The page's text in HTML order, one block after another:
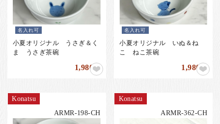
名入れ可
小夏オリジナル うさぎ＆く
ま うさぎ茶碗
1,980円
名入れ可
小夏オリジナル いぬ＆ね
こ ねこ茶碗
1,980円
Konatsu
ARMR-198-CH
Konatsu
ARMR-362-CH